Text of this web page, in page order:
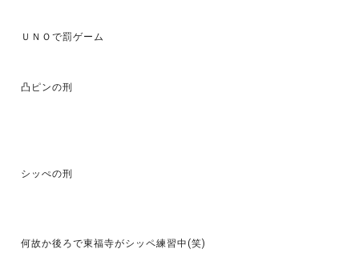
ＵＮＯで罰ゲーム
凸ピンの刑
シッぺの刑
何故か後ろで東福寺がシッペ練習中(笑)